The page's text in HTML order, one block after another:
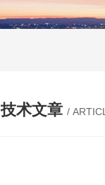
技术文章 /